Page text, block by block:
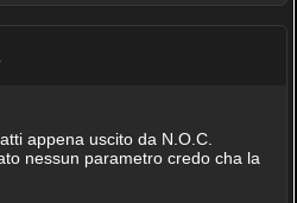
appena uscito da N.O.C.
nessun parametro credo cha la